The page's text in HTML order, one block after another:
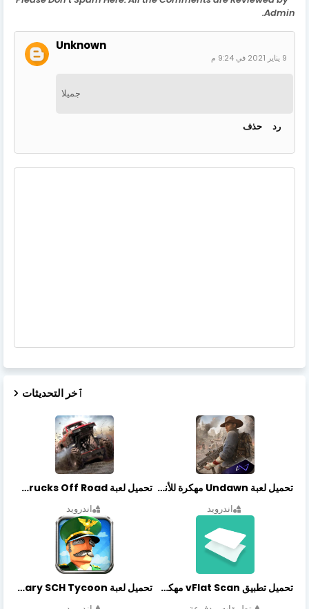
Admin.
Unknown
9 يناير 2021 في 9:24 م
جميلا
رد حذف
ٱخر التحديثات
تحميل لعبة Undawn مهكرة للأندرويد أخر إصدار | تحميل مباشر + موارد غير محدودة
اندرويد
تحميل لعبة Trucks Off Road مهكرة اخر اصدار
اندرويد
تحميل تطبيق vFlat Scan مهكر آخر إصدار تحميل لعبة Idle Military SCH Tycoon مهكرة آخر إصدار